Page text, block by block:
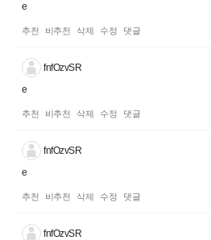
e
추천 비추천 삭제 수정 댓글
fnfOzvSR
e
추천 비추천 삭제 수정 댓글
fnfOzvSR
e
추천 비추천 삭제 수정 댓글
fnfOzvSR